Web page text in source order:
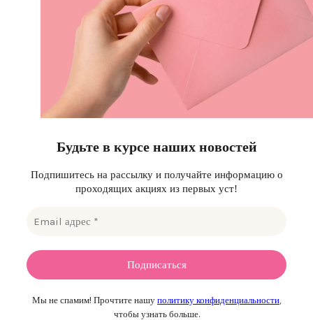
Будьте в курсе наших новостей
Подпишитесь на рассылку и получайте информацию о
проходящих акциях из первых уст!
Мы не спамим! Прочтите нашу политику конфиденциальности
чтобы узнать больше.